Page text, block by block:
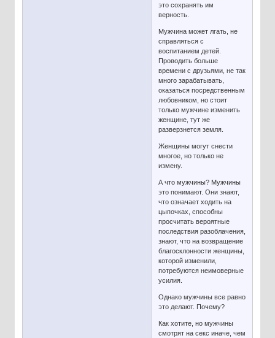
это сохранять им
верность.
Мужчина может лгать, не
справляться с
воспитанием детей.
Проводить больше
времени с друзьями, не так
много зарабатывать,
оказаться посредственным
любовником, но стоит
только мужчине изменить
женщине, тут же
разверзнется земля.
Женщины могут снести
многое, но только не
измену.
А что мужчины? Мужчины
это понимают. Они знают,
что означает ходить на
цыпочках, способны
просчитать вероятные
последствия разоблачения,
знают, что на возвращение
благосклонности женщины,
которой изменили,
потребуются неимоверные
усилия.
Однако мужчины все равно
это делают. Почему?
Как хотите, но мужчины
смотрят на секс иначе, чем